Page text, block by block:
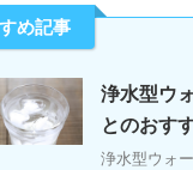
め記事
浄水型ウ
とのおす
浄水型ウォ